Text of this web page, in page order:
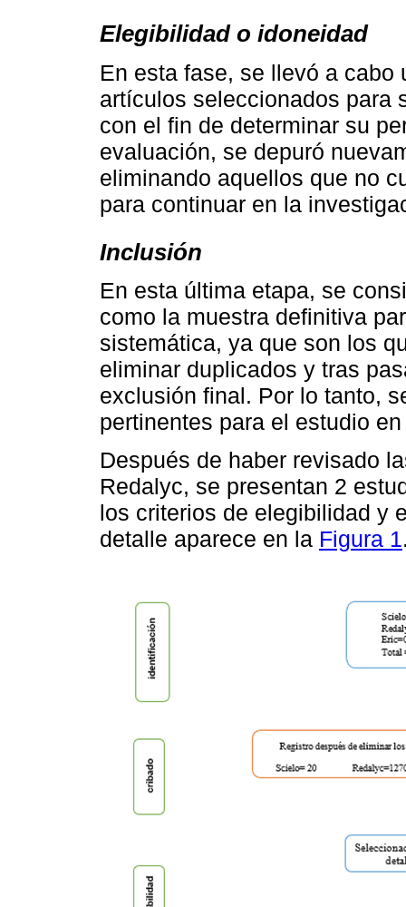
Elegibilidad o idoneidad
En esta fase, se llevó a
artículos seleccionados para
con el fin de determinar su
evaluación, se depuró
eliminando aquellos que no
para continuar en la
Inclusión
En esta última etapa, se
como la muestra definitiva
sistemática, ya que son los
eliminar duplicados y tras
exclusión final. Por lo tanto,
pertinentes para el estudio
Después de haber revisado
Redalyc, se presentan 2
los criterios de elegibilidad y
detalle aparece en la Figura 1